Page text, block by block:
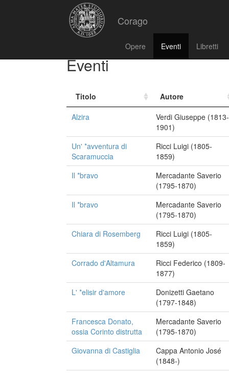
Corago
Opere Eventi Libretti
Eventi
Titolo
Autore
Alzira
Verdi Giuseppe (1813-
1901)
Un' *avventura di
Scaramuccia
Ricci Luigi (1805-
1859)
Il *bravo
Mercadante Saverio
(1795-1870)
Il *bravo
Mercadante Saverio
(1795-1870)
Chiara di Rosemberg
Ricci Luigi (1805-
1859)
Corrado d'Altamura
Ricci Federico (1809-
1877)
L' *elisir d'amore
Donizetti Gaetano
(1797-1848)
Francesca Donato,
ossia Corinto distrutta
Mercadante Saverio
(1795-1870)
Giovanna di Castiglia
Cappa Antonio José
(1848-)